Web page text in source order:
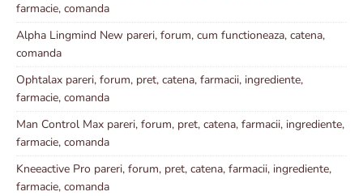
farmacie, comanda
Alpha Lingmind New pareri, forum, cum functioneaza, catena,
comanda
Ophtalax pareri, forum, pret, catena, farmacii, ingrediente,
farmacie, comanda
Man Control Max pareri, forum, pret, catena, farmacii, ingrediente,
farmacie, comanda
Kneeactive Pro pareri, forum, pret, catena, farmacii, ingrediente,
farmacie, comanda